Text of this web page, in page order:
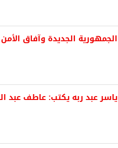
الجمهورية الجديدة وآفاق
ياسر عبد ربه يكتب: عاطف عبد